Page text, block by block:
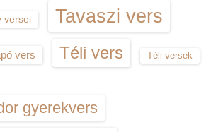
versei Tavaszi vers
vers Téli vers Téli versek
gyerekvers